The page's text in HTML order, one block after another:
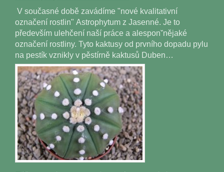
V současné době zavádíme "nové kvalitativní
označení rostlin" Astrophytum z Jasenné. Je to
především ulehčení naší práce a alesponˇnějaké
označení rostliny. Tyto kaktusy od prvního dopadu pylu
na pestík vznikly v pěstírně kaktusů Duben…